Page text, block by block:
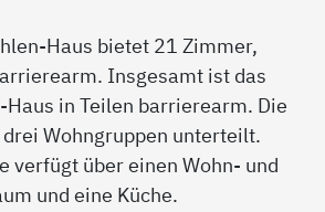
Haus bietet 21 Zimmer,
Insgesamt ist das
in Teilen barrierearm. Die
Wohngruppen unterteilt.
verfügt über einen Wohn- und
und eine Küche.